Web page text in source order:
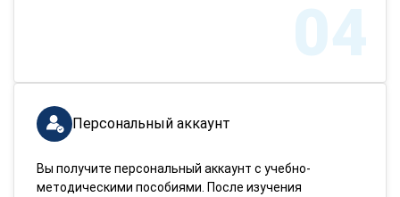
04
Персональный аккаунт
Вы получите персональный аккаунт с учебно-
методическими пособиями. После изучения